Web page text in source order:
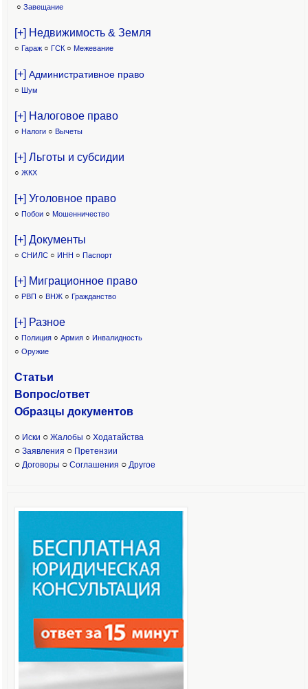
○ Завещание
[+] Недвижимость & Земля
○ Гараж ○ ГСК ○ Межевание
[+] Административное право
○ Шум
[+] Налоговое право
○ Налоги ○ Вычеты
[+] Льготы и субсидии
○ ЖКХ
[+] Уголовное право
○ Побои ○ Мошенничество
[+] Документы
○ СНИЛС ○ ИНН ○ Паспорт
[+] Миграционное право
○ РВП ○ ВНЖ ○ Гражданство
[+] Разное
○ Полиция ○ Армия ○ Инвалидность
○ Оружие
Статьи
Вопрос/ответ
Образцы документов
○ Иски ○ Жалобы ○ Ходатайства
○ Заявления ○ Претензии
○ Договоры ○ Соглашения ○ Другое